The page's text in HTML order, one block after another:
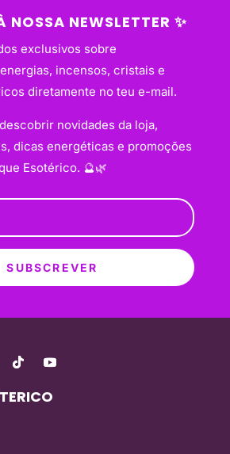
NEWSLETTER ✨
exclusivos sobre
incensos, cristais e
diretamente no teu e-mail.
novidades da loja,
dicas energéticas e promoções
Esotérico. 🔮🌿
SUBSCREVER